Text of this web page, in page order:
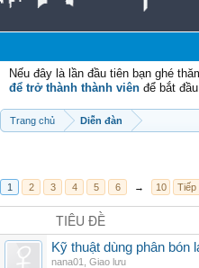
Nếu đây là lần đầu tiên bạn ghé
để trở thành thành viên để bắt
Trang chủ Diễn đàn
1 2 3 4 5 6 → 10 Tiếp
TIÊU ĐỀ
Kỹ thuật dùng phân bón
nana01
Giao lưu